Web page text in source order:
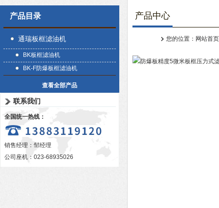
产品目录
通瑞板框滤油机
BK板框滤油机
BK-F防爆板框滤油机
查看全部产品
联系我们
全国统一热线：
销售经理：邹经理
公司座机：023-68935026
产品中心
您的位置： 网站首页